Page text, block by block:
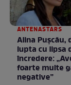
ANTENASTARS
Alina Pușcău,
lupta cu lipsa
încredere:
foarte multe
negative”